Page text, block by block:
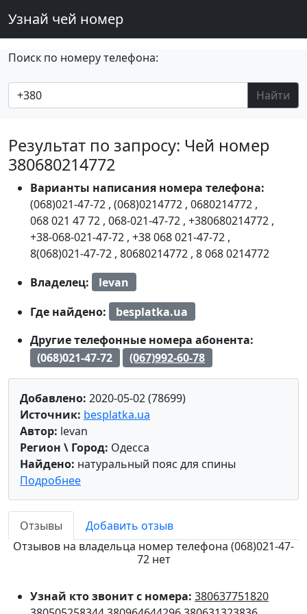
Узнай чей номер
Поиск по номеру телефона:
Найти
Результат по запросу: Чей номер
380680214772
Варианты написания номера телефона:
(068)021-47-72 , (068)0214772 , 0680214772 ,
068 021 47 72 , 068-021-47-72 , +380680214772 ,
+38-068-021-47-72 , +38 068 021-47-72 ,
8(068)021-47-72 , 80680214772 , 8 068 0214772
Владелец:
levan
Где найдено:
besplatka.ua
Другие телефонные номера абонента:
(068)021-47-72
(067)992-60-78
Добавлено: 2020-05-02 (78699)
Источник: besplatka.ua
Автор: levan
Регион \ Город: Одесса
Найдено: натуральный пояс для спины
Подробнее
Отзывы
Добавить отзыв
Отзывов на владельца номер телефона (068)021-47-
72 нет
Узнай кто звонит с номера: 380637751820